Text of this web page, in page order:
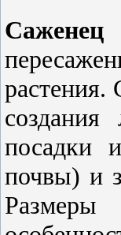
Саженец
растения.
посадки
почвы) и